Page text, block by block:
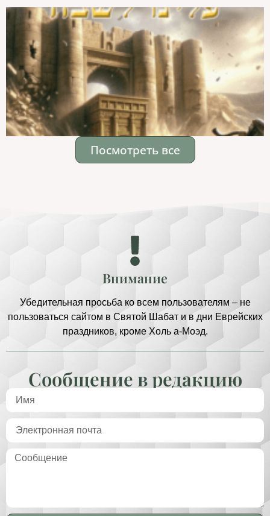
Посмотреть все
Внимание
Убедительная просьба ко всем пользователям – не
пользоваться сайтом в Святой Шабат и в дни Еврейских
праздников, кроме Холь а-Моэд.
Сообщение в редакцию